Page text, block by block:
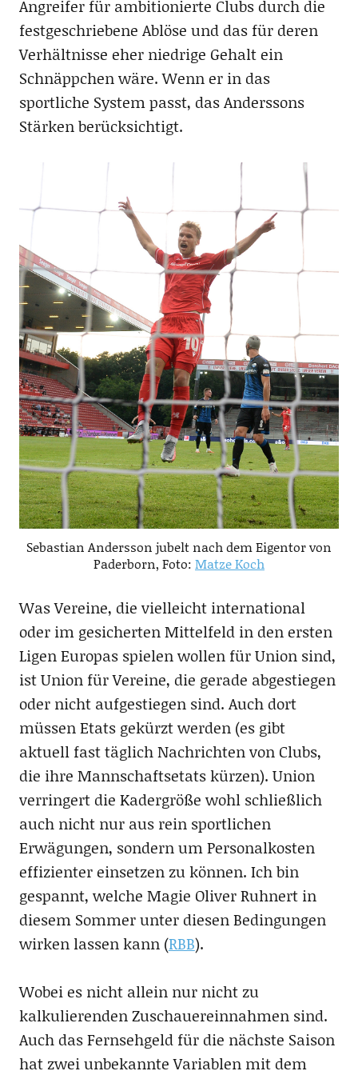
Angreifer für ambitionierte Clubs durch die
festgeschriebene Ablöse und das für deren
Verhältnisse eher niedrige Gehalt ein
Schnäppchen wäre. Wenn er in das
sportliche System passt, das Anderssons
Stärken berücksichtigt.
Sebastian Andersson jubelt nach dem Eigentor von
Paderborn, Foto: Matze Koch
Was Vereine, die vielleicht international
oder im gesicherten Mittelfeld in den ersten
Ligen Europas spielen wollen für Union sind,
ist Union für Vereine, die gerade abgestiegen
oder nicht aufgestiegen sind. Auch dort
müssen Etats gekürzt werden (es gibt
aktuell fast täglich Nachrichten von Clubs,
die ihre Mannschaftsetats kürzen). Union
verringert die Kadergröße wohl schließlich
auch nicht nur aus rein sportlichen
Erwägungen, sondern um Personalkosten
effizienter einsetzen zu können. Ich bin
gespannt, welche Magie Oliver Ruhnert in
diesem Sommer unter diesen Bedingungen
wirken lassen kann (RBB).
Wobei es nicht allein nur nicht zu
kalkulierenden Zuschauereinnahmen sind.
Auch das Fernsehgeld für die nächste Saison
hat zwei unbekannte Variablen mit dem